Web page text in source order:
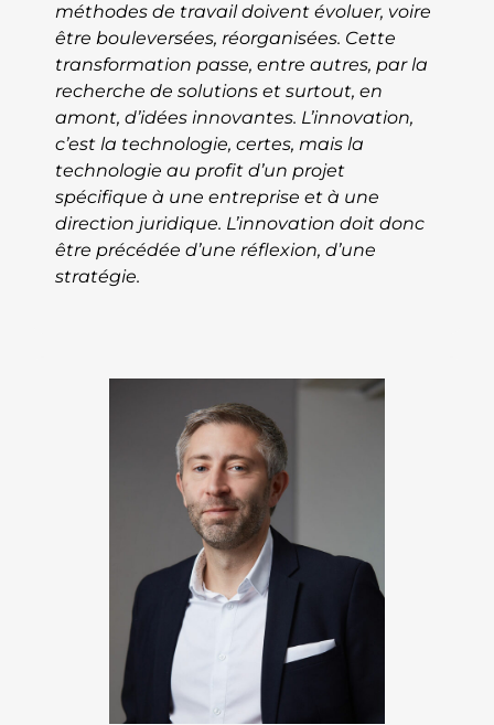
méthodes de travail doivent évoluer, voire
être bouleversées, réorganisées. Cette
transformation passe, entre autres, par la
recherche de solutions et surtout, en
amont, d’idées innovantes. L’innovation,
c’est la technologie, certes, mais la
technologie au profit d’un projet
spécifique à une entreprise et à une
direction juridique. L’innovation doit donc
être précédée d’une réflexion, d’une
stratégie.